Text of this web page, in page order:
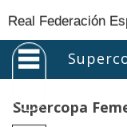
Real Federación
Supercopa